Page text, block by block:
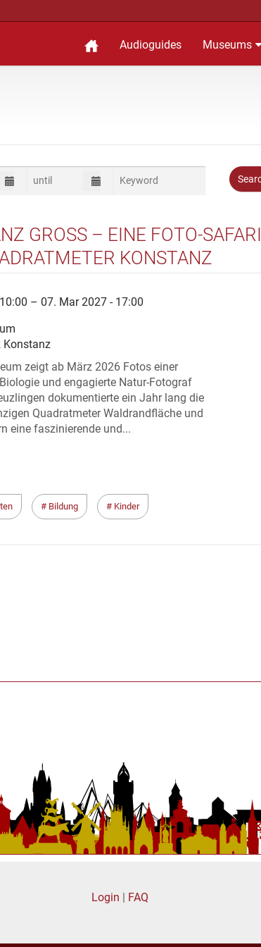
Audioguides Museums
GROSS – EINE FOTO-SAFARI A
KONSTANZ
– 07. Mar 2027 - 17:00
Konstanz
zeigt ab März 2026 Fotos einer
und engagierte Natur-Fotograf
dokumentierte ein Jahr lang die
Quadratmeter Waldrandfläche und
eine faszinierende und...
Bildung Kinder
Login | FAQ